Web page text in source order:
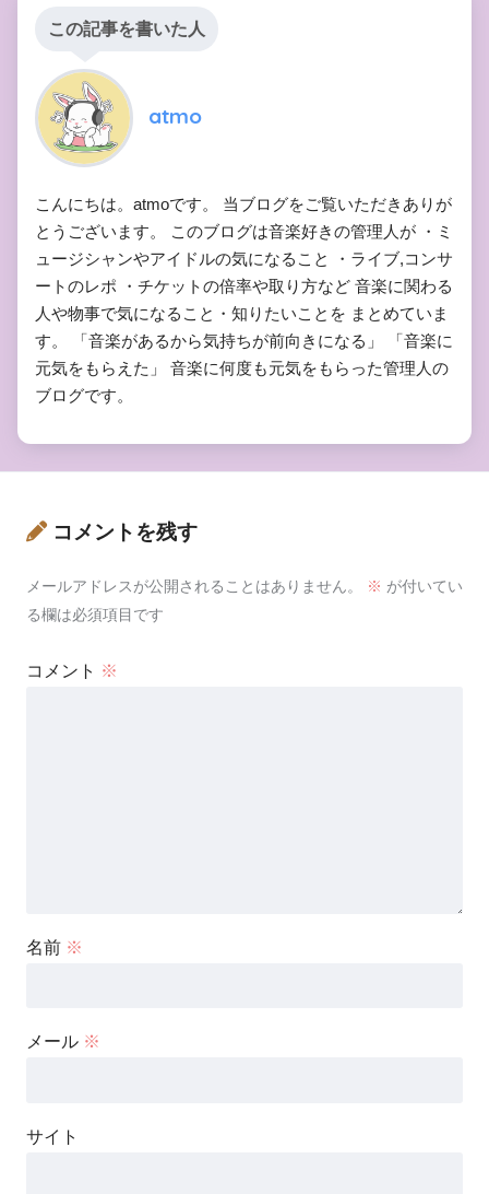
この記事を書いた人
atmo
こんにちは。atmoです。 当ブログをご覧いただきありが
とうございます。 このブログは音楽好きの管理人が ・ミ
ュージシャンやアイドルの気になること ・ライブ,コンサ
ートのレポ ・チケットの倍率や取り方など 音楽に関わる
人や物事で気になること・知りたいことを まとめていま
す。 「音楽があるから気持ちが前向きになる」 「音楽に
元気をもらえた」 音楽に何度も元気をもらった管理人の
ブログです。
コメントを残す
メールアドレスが公開されることはありません。 ※ が付いてい
る欄は必須項目です
コメント ※
名前 ※
メール ※
サイト